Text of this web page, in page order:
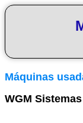
Máquinas
WGM Sistemas